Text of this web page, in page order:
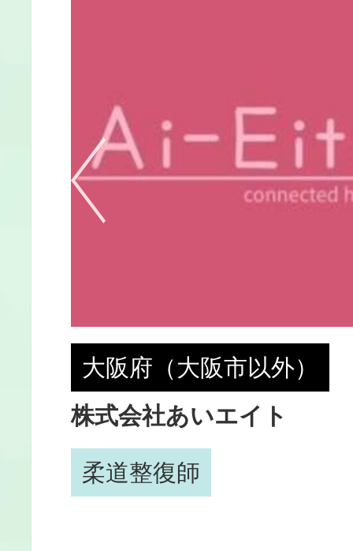
大阪府（大阪市以外）
株式会社あいエイト
柔道整復師